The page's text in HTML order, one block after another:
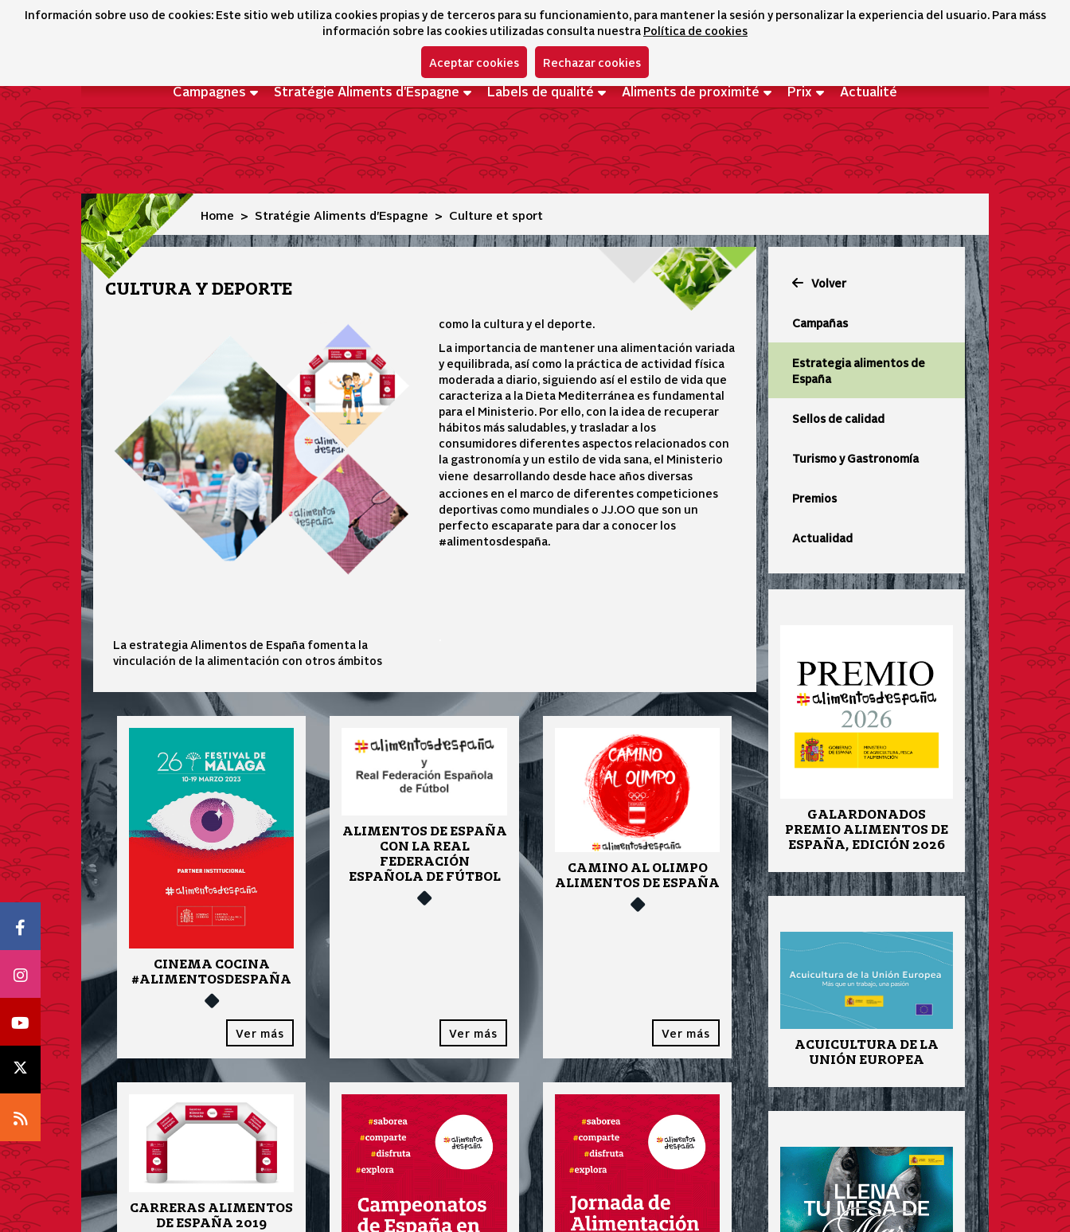
Información sobre uso de cookies: Este sitio web utiliza cookies propias y de terceros para su funcionamiento, para mantener la sesión y personalizar la experiencia del usuario. Para máss
información sobre las cookies utilizadas consulta nuestra Política de cookies
Aceptar cookies Rechazar cookies
Icono Facebook
Icono Instagram
Icono Youtube
Icono X
Icono RSS
Campagnes Stratégie Aliments d'Espagne Labels de qualité Aliments de proximité Prix Actualité
Culture et sport
Home Stratégie Aliments d'Espagne Culture et sport
CULTURA Y DEPORTE
La estrategia Alimentos de España fomenta la
vinculación de la alimentación con otros ámbitos
como la cultura y el deporte.
La importancia de mantener una alimentación variada
y equilibrada, así como la práctica de actividad física
moderada a diario, siguiendo así el estilo de vida que
caracteriza a la Dieta Mediterránea es fundamental
para el Ministerio. Por ello, con la idea de recuperar
hábitos más saludables, y trasladar a los
consumidores diferentes aspectos relacionados con
la gastronomía y un estilo de vida sana, el Ministerio
viene desarrollando desde hace años diversas
acciones en el marco de diferentes competiciones
deportivas como mundiales o JJ.OO que son un
perfecto escaparate para dar a conocer los
#alimentosdespaña.
CINEMA COCINA
#ALIMENTOSDESPAÑA
Ver más
ALIMENTOS DE ESPAÑA
CON LA REAL
FEDERACIÓN
ESPAÑOLA DE FÚTBOL
Ver más
CAMINO AL OLIMPO
ALIMENTOS DE ESPAÑA
Ver más
CARRERAS ALIMENTOS
DE ESPAÑA 2019
Volver
Campañas
Estrategia alimentos de
España
Sellos de calidad
Turismo y Gastronomía
Premios
Actualidad
GALARDONADOS
PREMIO ALIMENTOS DE
ESPAÑA, EDICIÓN 2026
ACUICULTURA DE LA
UNIÓN EUROPEA